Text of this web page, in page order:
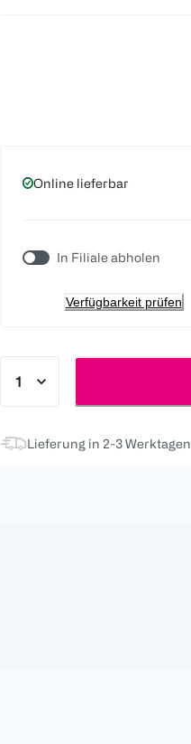
Online lieferbar
In Filiale abholen
Verfügbarkeit prüfen
Lieferung in 2-3 Werktagen